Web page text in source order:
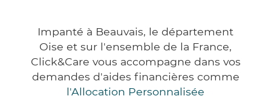
Impanté à Beauvais, le département
Oise et sur l'ensemble de la France,
Click&Care vous accompagne dans vos
demandes d'aides financières comme
l'Allocation Personnalisée